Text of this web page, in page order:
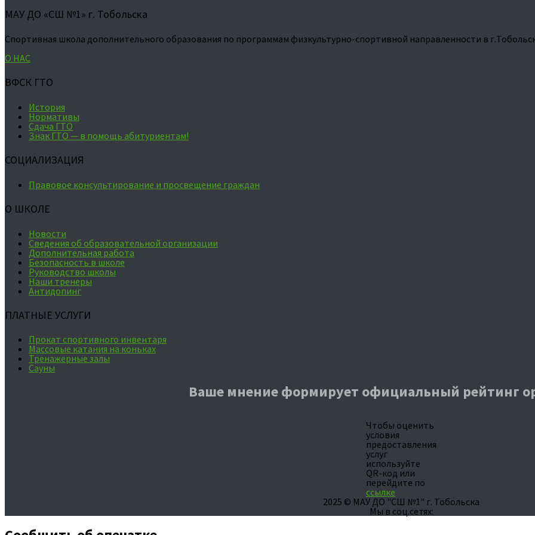
МАУ ДО «СШ №1» г. Тобольска
Спортивная школа дополнительного образования по программам физкультурно-спортивной направленности в
О НАС
ВФСК ГТО
История
Нормативы
Сдача ГТО
Знак ГТО — в помощь абитуриентам!
СОЦИАЛИЗАЦИЯ
Правовое консультирование и просвещение граждан
О ШКОЛЕ
Новости
Сведения об образовательной организации
Дополнительная работа
Безопасность в школе
Руководство школы
Наши тренеры
Антидопинг
ПЛАТНЫЕ УСЛУГИ
Прокат спортивного инвентаря
Массовые катания на коньках
Тренажерные залы
Сауны
Ваше мнение формирует официальный рейтинг
Чтобы оценить
условия
предоставления
услуг
используйте
QR-код или
перейдите по
ссылке
2025 © МАУ ДО "СШ №1" г. Тобольска
Мы в соц.сетях: